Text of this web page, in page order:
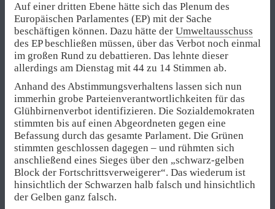
Auf einer dritten Ebene hätte sich das Plenum des
Europäischen Parlamentes (EP) mit der Sache
beschäftigen können. Dazu hätte der Umweltausschuss
des EP beschließen müssen, über das Verbot noch einmal
im großen Rund zu debattieren. Das lehnte dieser
allerdings am Dienstag mit 44 zu 14 Stimmen ab.
Anhand des Abstimmungsverhaltens lassen sich nun
immerhin grobe Parteienverantwortlichkeiten für das
Glühbirnenverbot identifizieren. Die Sozialdemokraten
stimmten bis auf einen Abgeordneten gegen eine
Befassung durch das gesamte Parlament. Die Grünen
stimmten geschlossen dagegen – und rühmten sich
anschließend eines Sieges über den „schwarz-gelben
Block der Fortschrittsverweigerer“. Das wiederum ist
hinsichtlich der Schwarzen halb falsch und hinsichtlich
der Gelben ganz falsch.